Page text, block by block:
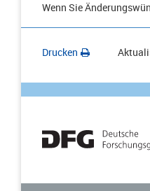
Wenn Sie
Drucken